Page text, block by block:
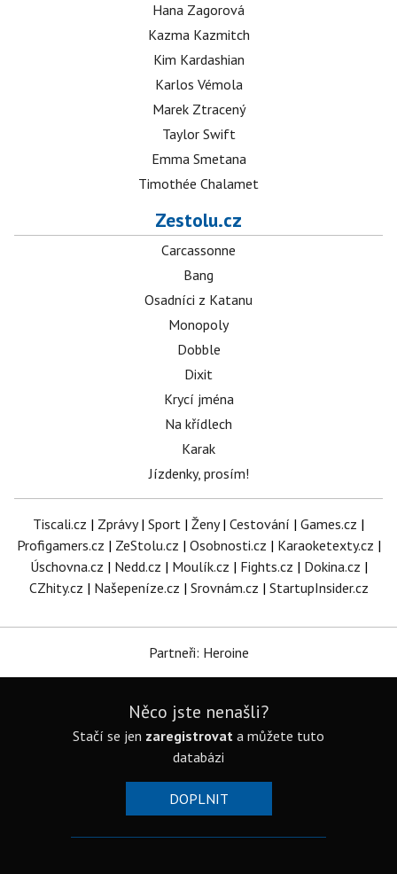
Hana Zagorová
Kazma Kazmitch
Kim Kardashian
Karlos Vémola
Marek Ztracený
Taylor Swift
Emma Smetana
Timothée Chalamet
Zestolu.cz
Carcassonne
Bang
Osadníci z Katanu
Monopoly
Dobble
Dixit
Krycí jména
Na křídlech
Karak
Jízdenky, prosím!
Tiscali.cz | Zprávy| Sport | Ženy| Cestování | Games.cz |
Profigamers.cz | ZeStolu.cz | Osobnosti.cz | Karaoketexty.cz |
Úschovna.cz | Nedd.cz | Moulík.cz | Fights.cz | Dokina.cz |
CZhity.cz | Našepeníze.cz | Srovnám.cz | StartupInsider.cz
Partneři: Heroine
Něco jste nenašli?
Stačí se jen zaregistrovat a můžete tuto
databázi
DOPLNIT